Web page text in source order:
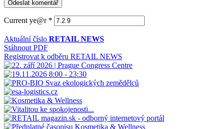
Current ye@r *
Aktuální číslo RETAIL NEWS
Stáhnout PDF
Registrovat k odběru RETAIL NEWS